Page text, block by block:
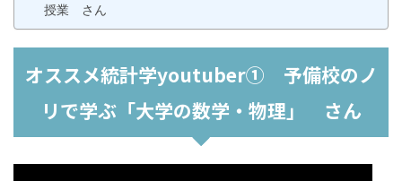
授業 さん
オススメ統計学youtuber① 予備校のノ
リで学ぶ「大学の数学・物理」 さん